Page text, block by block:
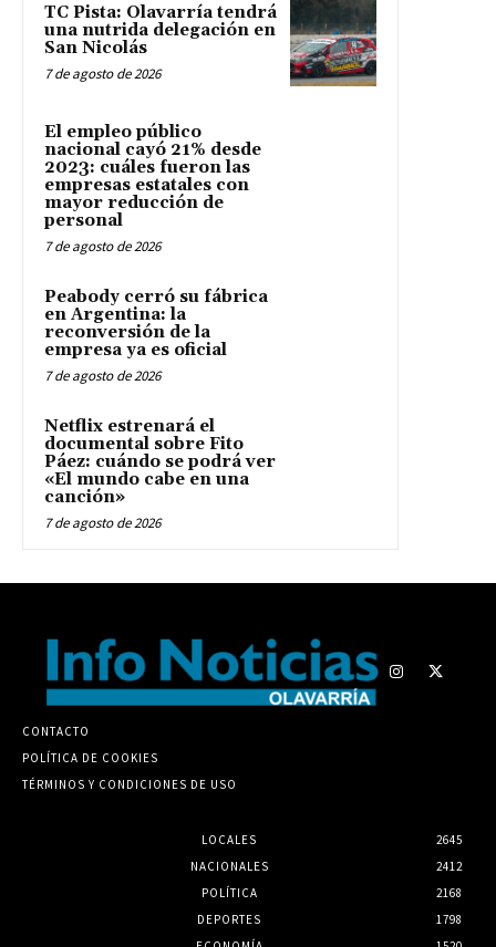
TC Pista: Olavarría tendrá
una nutrida delegación en
San Nicolás
7 de agosto de 2026
El empleo público
nacional cayó 21% desde
2023: cuáles fueron las
empresas estatales con
mayor reducción de
personal
7 de agosto de 2026
Peabody cerró su fábrica
en Argentina: la
reconversión de la
empresa ya es oficial
7 de agosto de 2026
Netflix estrenará el
documental sobre Fito
Páez: cuándo se podrá ver
«El mundo cabe en una
canción»
7 de agosto de 2026
CONTACTO
POLÍTICA DE COOKIES
TÉRMINOS Y CONDICIONES DE USO
LOCALES
2645
NACIONALES
2412
POLÍTICA
2168
DEPORTES
1798